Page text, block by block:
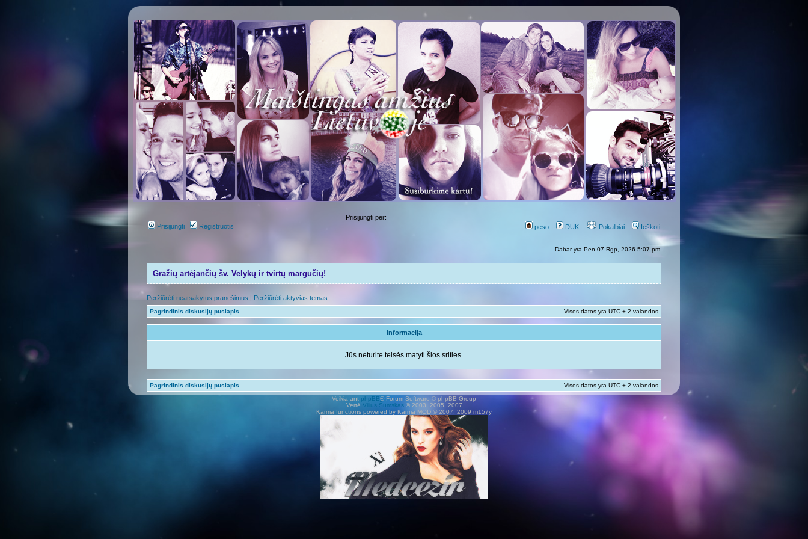
Prisijungti Registruotis
Prisijungti per:
peso
DUK Pokalbiai Ieškoti
Dabar yra Pen 07 Rgp, 2026 5:07 pm
Gražių artėjančių šv. Velykų ir tvirtų margučių!
Peržiūrėti neatsakytus pranešimus | Peržiūrėti aktyvias temas
Pagrindinis diskusijų puslapis Visos datos yra UTC + 2 valandos
Informacija
Jūs neturite teisės matyti šios srities.
Pagrindinis diskusijų puslapis
Visos datos yra UTC + 2 valandos
Veikia ant phpBB® Forum Software © phpBB Group
Vertė Vilius Šumskas© 2003, 2005, 2007
Karma functions powered by Karma MOD © 2007, 2009 m157y